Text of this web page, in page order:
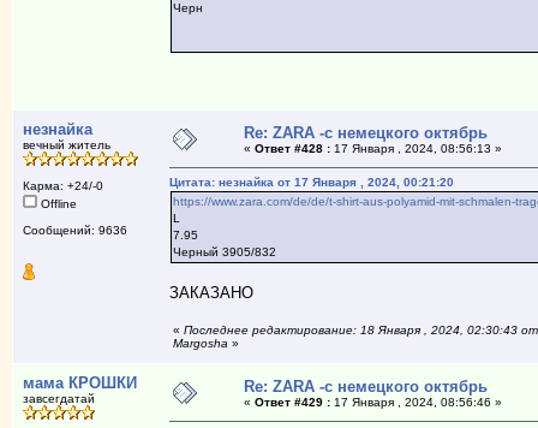
Черн
незнайка
вечный житель
Карма: +24/-0
Offline
Сообщений: 9636
Re: ZARA -с немецкого октябрь
« Ответ #428 :17 Января , 2024, 08:56:13 »
Цитата: незнайка от 17 Января , 2024, 00:21:20
https://www.zara.com/de/de/t-shirt-aus-polyamid-mit-schmalen-
L
7.95
Черный 3905/832
ЗАКАЗАНО
« Последнее редактирование: 18 Января , 2024, 02:30:43 от
Margosha »
мама КРОШКИ
завсегдатай
Re: ZARA -с немецкого октябрь
« Ответ #429 :17 Января , 2024, 08:56:46 »